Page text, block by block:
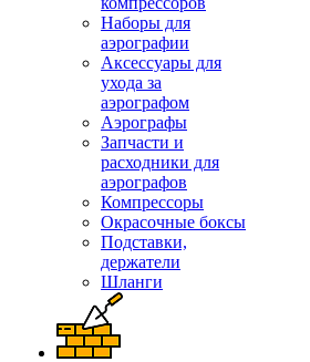
Наборы для
аэрографии
Аксессуары для
ухода за
аэрографом
Аэрографы
Запчасти и
расходники для
аэрографов
Компрессоры
Окрасочные боксы
Подставки,
держатели
Шланги